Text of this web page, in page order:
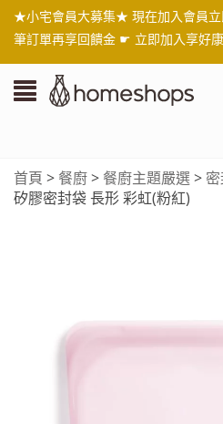
★小宅會員大募集★ 現在加入會員
筆訂單再享回饋金 ☛ 立即加入享好康
首頁 > 餐廚> 餐廚主題嚴選>
矽膠密封袋 長形 彩虹(粉紅)